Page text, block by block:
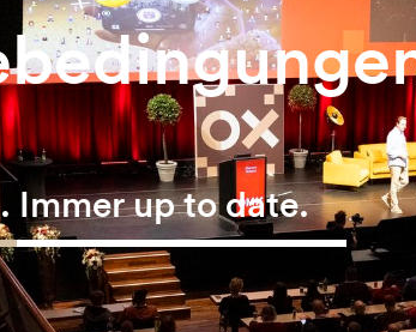
Immer up to date.